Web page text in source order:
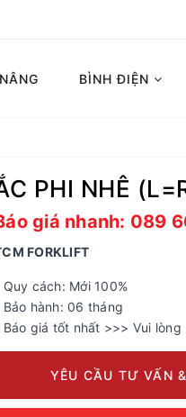
BÌNH ĐIỆN
PHI NHÊ
giá nhanh: 089
FORKLIFT
Quy cách: Mới 100%
Bảo hành: 06 tháng
Báo giá tốt nhất >>> Vui
YÊU CẦU TƯ VẤN